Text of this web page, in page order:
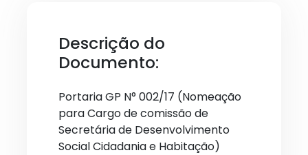
Descrição do
Documento:
Portaria GP N° 002/17 (Nomeação
para Cargo de comissão de
Secretária de Desenvolvimento
Social Cidadania e Habitação)